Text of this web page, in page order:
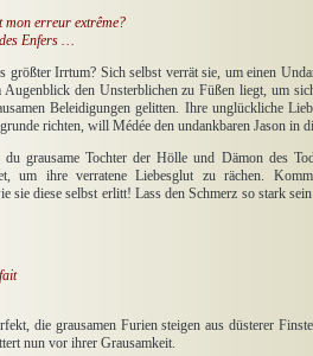
mon erreur extrême?
Enfers …
größter Irrtum? Sich selbst verrät sie, um einen
Augenblick den Unsterblichen zu Füßen liegt, um
Beleidigungen gelitten. Ihre unglückliche
richten, will Médée den undankbaren Jason in
du grausame Tochter der Hölle und Dämon des
um ihre verratene Liebesglut zu rächen.
sie diese selbst erlitt! Lass den Schmerz so stark
die grausamen Furien steigen aus düsterer
nun vor ihrer Grausamkeit.